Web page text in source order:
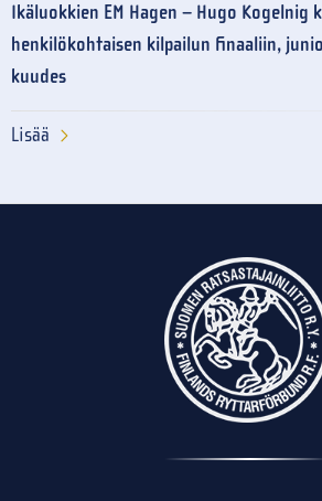
Ikäluokkien EM Hagen – Hugo Kogelnig
henkilökohtaisen kilpailun finaaliin,
kuudes
Lisää